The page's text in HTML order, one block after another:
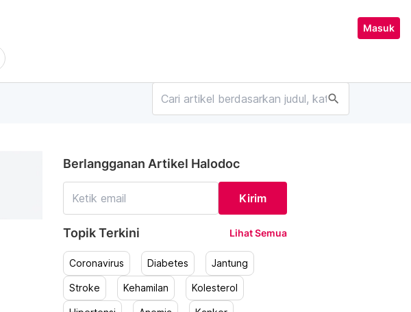
Masuk
search
Berlangganan Artikel Halodoc
Kirim
Topik Terkini Lihat Semua
Coronavirus Diabetes Jantung
Stroke Kehamilan Kolesterol